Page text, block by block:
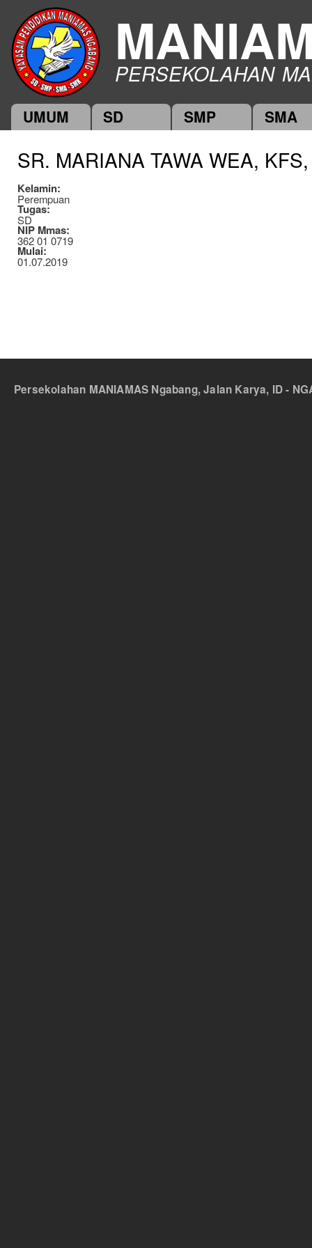
PERSEKOLAHAN
Main menu
UMUM SD SMP SMA
SR. MARIANA TAWA WEA,
Kelamin:
Perempuan
Tugas:
SD
NIP Mmas:
362 01 0719
Mulai:
01.07.2019
Persekolahan MANIAMAS Ngabang, Jalan Karya, ID -